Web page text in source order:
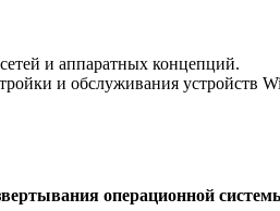
и аппаратных концепций.
и обслуживания устройств
операционной